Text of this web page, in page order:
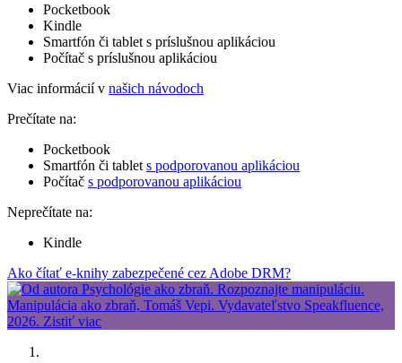
Pocketbook
Kindle
Smartfón či tablet s príslušnou aplikáciou
Počítač s príslušnou aplikáciou
Viac informácií v našich návodoch
Prečítate na:
Pocketbook
Smartfón či tablet s podporovanou aplikáciou
Počítač s podporovanou aplikáciou
Neprečítate na:
Kindle
Ako čítať e-knihy zabezpečené cez Adobe DRM?